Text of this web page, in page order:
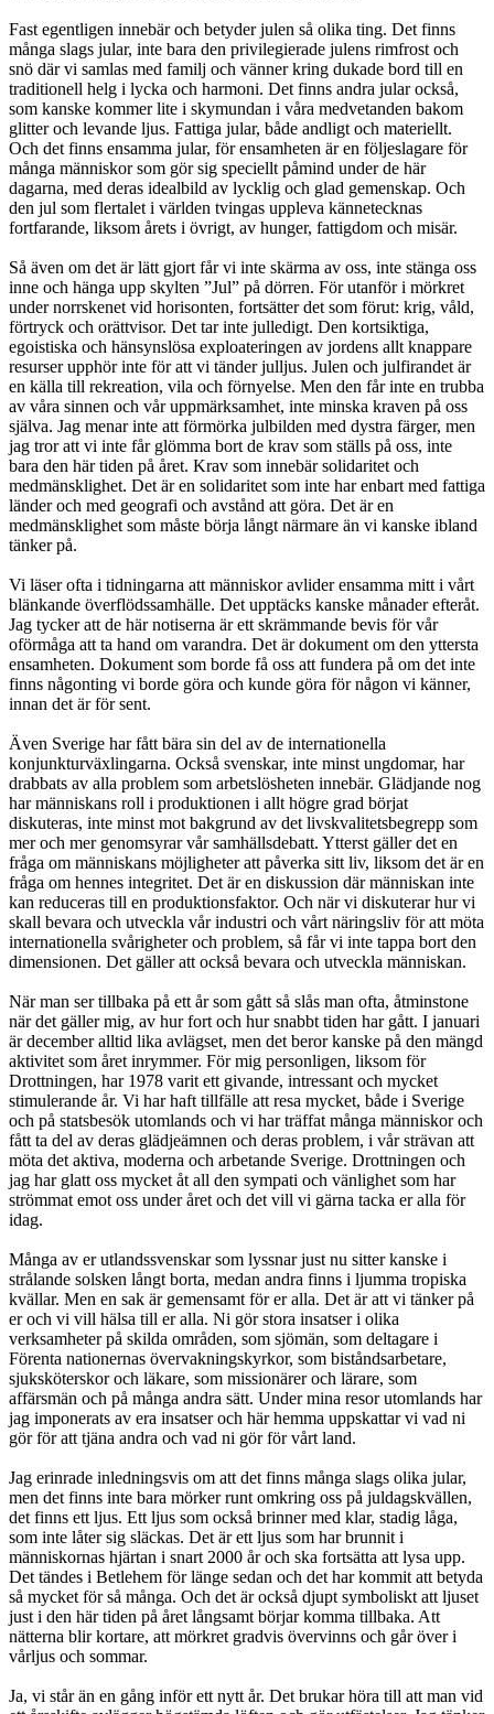
Fast egentligen innebär och betyder julen så olika ting. Det finns
många slags jular, inte bara den privilegierade julens rimfrost och
snö där vi samlas med familj och vänner kring dukade bord till en
traditionell helg i lycka och harmoni. Det finns andra jular också,
som kanske kommer lite i skymundan i våra medvetanden bakom
glitter och levande ljus. Fattiga jular, både andligt och materiellt.
Och det finns ensamma jular, för ensamheten är en följeslagare för
många människor som gör sig speciellt påmind under de här
dagarna, med deras idealbild av lycklig och glad gemenskap. Och
den jul som flertalet i världen tvingas uppleva kännetecknas
fortfarande, liksom årets i övrigt, av hunger, fattigdom och misär.
Så även om det är lätt gjort får vi inte skärma av oss, inte stänga oss
inne och hänga upp skylten ”Jul” på dörren. För utanför i mörkret
under norrskenet vid horisonten, fortsätter det som förut: krig, våld,
förtryck och orättvisor. Det tar inte julledigt. Den kortsiktiga,
egoistiska och hänsynslösa exploateringen av jordens allt knappare
resurser upphör inte för att vi tänder julljus. Julen och julfirandet är
en källa till rekreation, vila och förnyelse. Men den får inte en trubba
av våra sinnen och vår uppmärksamhet, inte minska kraven på oss
själva. Jag menar inte att förmörka julbilden med dystra färger, men
jag tror att vi inte får glömma bort de krav som ställs på oss, inte
bara den här tiden på året. Krav som innebär solidaritet och
medmänsklighet. Det är en solidaritet som inte har enbart med fattiga
länder och med geografi och avstånd att göra. Det är en
medmänsklighet som måste börja långt närmare än vi kanske ibland
tänker på.
Vi läser ofta i tidningarna att människor avlider ensamma mitt i vårt
blänkande överflödssamhälle. Det upptäcks kanske månader efteråt.
Jag tycker att de här notiserna är ett skrämmande bevis för vår
oförmåga att ta hand om varandra. Det är dokument om den yttersta
ensamheten. Dokument som borde få oss att fundera på om det inte
finns någonting vi borde göra och kunde göra för någon vi känner,
innan det är för sent.
Även Sverige har fått bära sin del av de internationella
konjunkturväxlingarna. Också svenskar, inte minst ungdomar, har
drabbats av alla problem som arbetslösheten innebär. Glädjande nog
har människans roll i produktionen i allt högre grad börjat
diskuteras, inte minst mot bakgrund av det livskvalitetsbegrepp som
mer och mer genomsyrar vår samhällsdebatt. Ytterst gäller det en
fråga om människans möjligheter att påverka sitt liv, liksom det är en
fråga om hennes integritet. Det är en diskussion där människan inte
kan reduceras till en produktionsfaktor. Och när vi diskuterar hur vi
skall bevara och utveckla vår industri och vårt näringsliv för att möta
internationella svårigheter och problem, så får vi inte tappa bort den
dimensionen. Det gäller att också bevara och utveckla människan.
När man ser tillbaka på ett år som gått så slås man ofta, åtminstone
när det gäller mig, av hur fort och hur snabbt tiden har gått. I januari
är december alltid lika avlägset, men det beror kanske på den mängd
aktivitet som året inrymmer. För mig personligen, liksom för
Drottningen, har 1978 varit ett givande, intressant och mycket
stimulerande år. Vi har haft tillfälle att resa mycket, både i Sverige
och på statsbesök utomlands och vi har träffat många människor och
fått ta del av deras glädjeämnen och deras problem, i vår strävan att
möta det aktiva, moderna och arbetande Sverige. Drottningen och
jag har glatt oss mycket åt all den sympati och vänlighet som har
strömmat emot oss under året och det vill vi gärna tacka er alla för
idag.
Många av er utlandssvenskar som lyssnar just nu sitter kanske i
strålande solsken långt borta, medan andra finns i ljumma tropiska
kvällar. Men en sak är gemensamt för er alla. Det är att vi tänker på
er och vi vill hälsa till er alla. Ni gör stora insatser i olika
verksamheter på skilda områden, som sjömän, som deltagare i
Förenta nationernas övervakningskyrkor, som biståndsarbetare,
sjuksköterskor och läkare, som missionärer och lärare, som
affärsmän och på många andra sätt. Under mina resor utomlands har
jag imponerats av era insatser och här hemma uppskattar vi vad ni
gör för att tjäna andra och vad ni gör för vårt land.
Jag erinrade inledningsvis om att det finns många slags olika jular,
men det finns inte bara mörker runt omkring oss på juldagskvällen,
det finns ett ljus. Ett ljus som också brinner med klar, stadig låga,
som inte låter sig släckas. Det är ett ljus som har brunnit i
människornas hjärtan i snart 2000 år och ska fortsätta att lysa upp.
Det tändes i Betlehem för länge sedan och det har kommit att betyda
så mycket för så många. Och det är också djupt symboliskt att ljuset
just i den här tiden på året långsamt börjar komma tillbaka. Att
nätterna blir kortare, att mörkret gradvis övervinns och går över i
vårljus och sommar.
Ja, vi står än en gång inför ett nytt år. Det brukar höra till att man vid